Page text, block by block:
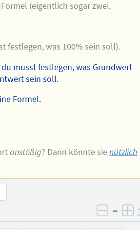
(eigentlich sogar zwei,
festlegen, was 100% sein soll).
du musst festlegen, was Grundwert
sein soll.
Formel.
anstößig? Dann könnte sienützlich
–